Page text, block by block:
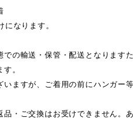
なります。
での輸送・保管・配送となりま
。
ますが、ご着用の前にハンガー
・ご交換はお受けできません。